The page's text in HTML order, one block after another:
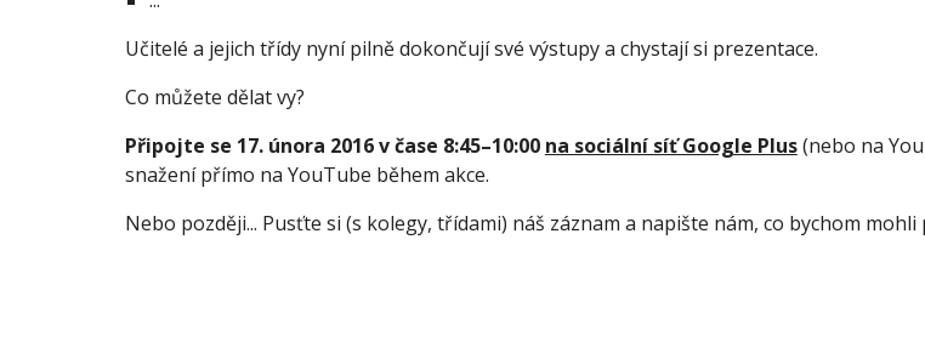
Učitelé a jejich třídy nyní pilně dokončují své výstupy a chystají si prezentace.
Co můžete dělat vy?
Připojte se 17. února 2016 v čase 8:45–10:00 na sociální síť Google Plus (nebo na
snažení přímo na YouTube během akce.
Nebo později... Pusťte si (s kolegy, třídami) náš záznam a napište nám, co bychom